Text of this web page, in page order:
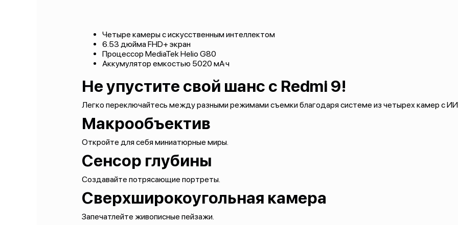
Четыре камеры с искусственным интеллектом
6.53 дюйма FHD+ экран
Процессор MediaTek Helio G80
Аккумулятор емкостью 5020 мА·ч
Не упустите свой шанс с Redmi 9!
Легко переключайтесь между разными режимами съемки благодаря системе из четырех камер с
Макрообъектив
Откройте для себя миниатюрные миры.
Сенсор глубины
Создавайте потрясающие портреты.
Сверхширокоугольная камера
Запечатлейте живописные пейзажи.